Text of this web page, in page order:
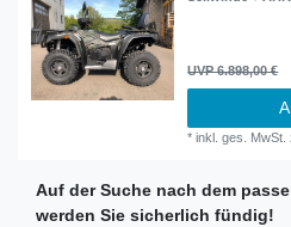
UVP 6.898,00 €
*inkl. ges. MwSt.
Auf der Suche nach dem
werden Sie sicherlich fündig!